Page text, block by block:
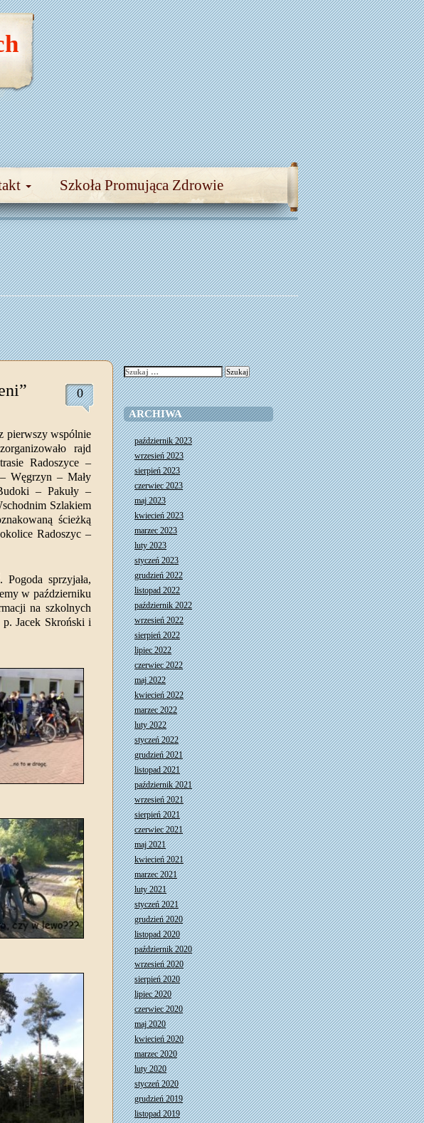
Szkoła Promująca Zdrowie
0
pierwszy wspólnie
rajd
Radoszyce –
Węgrzyn – Mały
– Pakuły –
Szlakiem
ścieżką
Radoszyc –
. Pogoda sprzyjała,
w październiku
na szkolnych
Jacek Skroński i
Szukaj:
ARCHIWA
październik 2023
wrzesień 2023
sierpień 2023
czerwiec 2023
maj 2023
kwiecień 2023
marzec 2023
luty 2023
styczeń 2023
grudzień 2022
listopad 2022
październik 2022
wrzesień 2022
sierpień 2022
lipiec 2022
czerwiec 2022
maj 2022
kwiecień 2022
marzec 2022
luty 2022
styczeń 2022
grudzień 2021
listopad 2021
październik 2021
wrzesień 2021
sierpień 2021
czerwiec 2021
maj 2021
kwiecień 2021
marzec 2021
luty 2021
styczeń 2021
grudzień 2020
listopad 2020
październik 2020
wrzesień 2020
sierpień 2020
lipiec 2020
czerwiec 2020
maj 2020
kwiecień 2020
marzec 2020
luty 2020
styczeń 2020
grudzień 2019
listopad 2019